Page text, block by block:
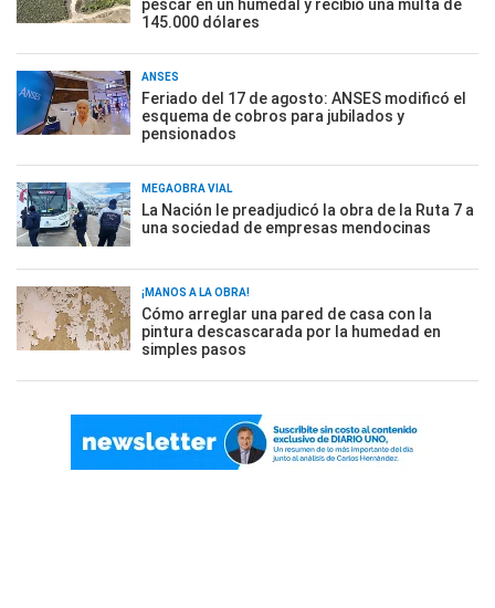
pescar en un humedal y recibió una multa de
145.000 dólares
ANSES
Feriado del 17 de agosto: ANSES modificó el
esquema de cobros para jubilados y
pensionados
MEGAOBRA VIAL
La Nación le preadjudicó la obra de la Ruta 7 a
una sociedad de empresas mendocinas
¡MANOS A LA OBRA!
Cómo arreglar una pared de casa con la
pintura descascarada por la humedad en
simples pasos